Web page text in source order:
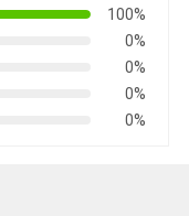
100%
0%
0%
0%
0%